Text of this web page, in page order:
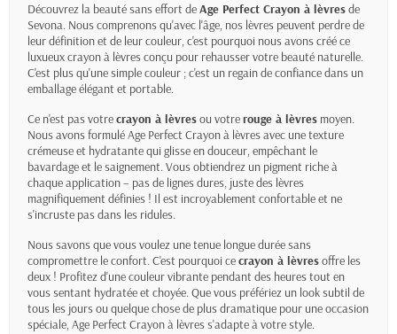
Découvrez la beauté sans effort deAge Perfect Crayon à lèvresde
Sevona. Nous comprenons qu'avec l'âge, nos lèvres peuvent perdre de
leur définition et de leur couleur, c'est pourquoi nous avons créé ce
luxueux crayon à lèvres conçu pour rehausser votre beauté naturelle.
C'est plus qu'une simple couleur ; c'est un regain de confiance dans un
emballage élégant et portable.
Ce n'est pas votrecrayon à lèvresou votrerouge à lèvres moyen.
Nous avons formulé Age Perfect Crayon à lèvres avec une texture
crémeuse et hydratante qui glisse en douceur, empêchant le
bavardage et le saignement. Vous obtiendrez un pigment riche à
chaque application – pas de lignes dures, juste des lèvres
magnifiquement définies ! Il est incroyablement confortable et ne
s'incruste pas dans les ridules.
Nous savons que vous voulez une tenue longue durée sans
compromettre le confort. C'est pourquoi cecrayon à lèvresoffre les
deux ! Profitez d'une couleur vibrante pendant des heures tout en
vous sentant hydratée et choyée. Que vous préfériez un look subtil de
tous les jours ou quelque chose de plus dramatique pour une occasion
spéciale, Age Perfect Crayon à lèvres s'adapte à votre style.